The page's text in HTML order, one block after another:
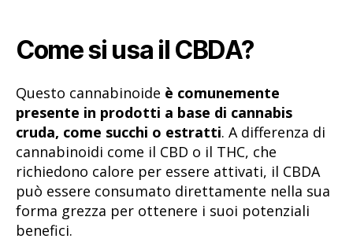
Come si usa il CBDA?
Questo cannabinoide è comunemente
presente in prodotti a base di cannabis
cruda, come succhi o estratti. A differenza di
cannabinoidi come il CBD o il THC, che
richiedono calore per essere attivati, il CBDA
può essere consumato direttamente nella sua
forma grezza per ottenere i suoi potenziali
benefici.